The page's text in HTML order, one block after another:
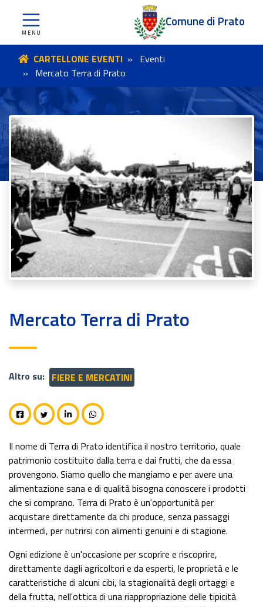
Comune di Prato
CARTELLONE EVENTI
Eventi
Mercato Terra di Prato
Mercato Terra di Prato
Altro su: FIERE E MERCATINI
Il nome di Terra di Prato identifica il nostro territorio, quale
patrimonio costituito dalla terra e dai frutti, che da essa
provengono. Siamo quello che mangiamo e per avere una
alimentazione sana e di qualità bisogna conoscere i prodotti
che si comprano. Terra di Prato è un'opportunità per
acquistare direttamente da chi produce, senza passaggi
intermedi, per nutrirsi con alimenti genuini e di stagione.
Ogni edizione è un'occasione per scoprire e riscoprire,
direttamente dagli agricoltori e da esperti, le proprietà e le
caratteristiche di alcuni cibi, la stagionalità degli ortaggi e
della frutta, nell'ottica di una riappropriazione delle tipicità